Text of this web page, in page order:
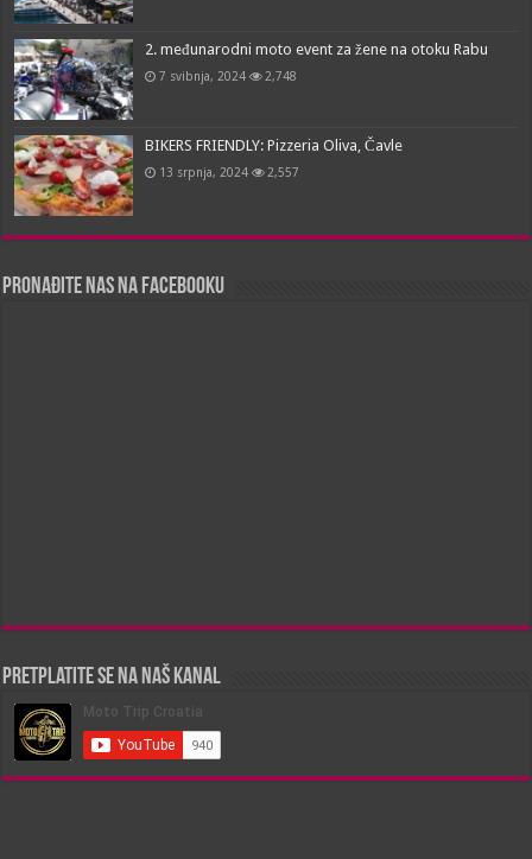
2. međunarodni moto event za žene na otoku Rabu
7 svibnja, 2024 2,748
BIKERS FRIENDLY: Pizzeria Oliva, Čavle
13 srpnja, 2024 2,557
Pronađite nas na Facebooku
Pretplatite se na naš kanal